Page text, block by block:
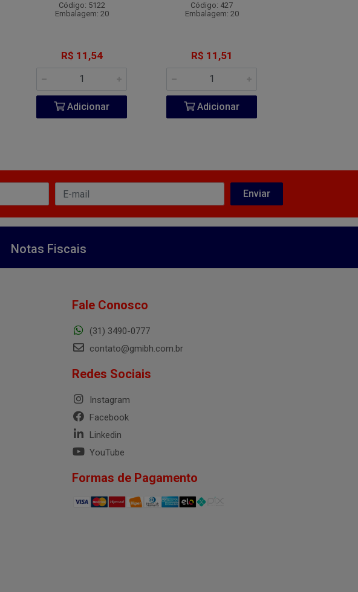
Código: 5122
Embalagem: 20
R$ 11,54
Adicionar
Código: 427
Embalagem: 20
R$ 11,51
Adicionar
Notas Fiscais
Fale Conosco
(31) 3490-0777
contato@gmibh.com.br
Redes Sociais
Instagram
Facebook
Linkedin
YouTube
Formas de Pagamento